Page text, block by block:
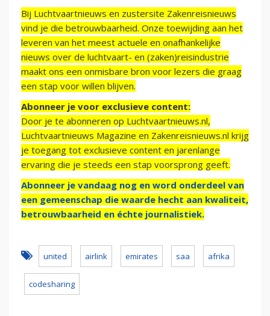
Bij Luchtvaartnieuws en zustersite Zakenreisnieuws
vind je die betrouwbaarheid. Onze toewijding aan het
leveren van het meest actuele en onafhankelijke
nieuws over de luchtvaart- en (zaken)reisindustrie
maakt ons een onmisbare bron voor lezers die graag
een stap voor willen blijven.
Abonneer je voor exclusieve content:
Door je te abonneren op Luchtvaartnieuws.nl,
Luchtvaartnieuws Magazine en Zakenreisnieuws.nl krijg
je toegang tot exclusieve content en jarenlange
ervaring die je steeds een stap voorsprong geeft.
Abonneer je vandaag nog en word onderdeel van
een gemeenschap die waarde hecht aan kwaliteit,
betrouwbaarheid en échte journalistiek.
united airlink emirates saa afrika
codesharing